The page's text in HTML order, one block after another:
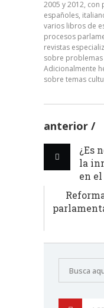
2005 y 2012, con
españoles,
varios libros de
procesos
revistas
sobre
Adicionalmente
sobre temas
anterior
¿Es
la
en